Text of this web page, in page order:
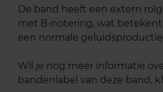
De band heeft een extern
met B-notering, wat betekent
een normale
Wil je nog meer informatie
bandenlabel van deze band,